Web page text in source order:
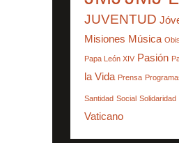
JUVENTUD
Misiones Música
Papa León XIV Pasión
la Vida Prensa
Santidad Social Solidaridad
Vaticano